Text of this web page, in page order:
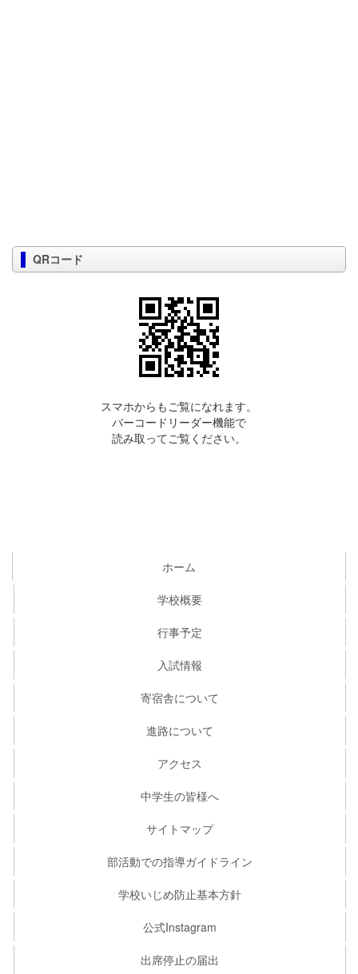
QRコード
スマホからもご覧になれます。
バーコードリーダー機能で
読み取ってご覧ください。
ホーム
学校概要
行事予定
入試情報
寄宿舎について
進路について
アクセス
中学生の皆様へ
サイトマップ
部活動での指導ガイドライン
学校いじめ防止基本方針
公式Instagram
出席停止の届出